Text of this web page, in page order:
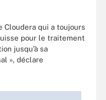
Cloudera qui a toujours
pour le traitement
jusqu’à sa
», déclare